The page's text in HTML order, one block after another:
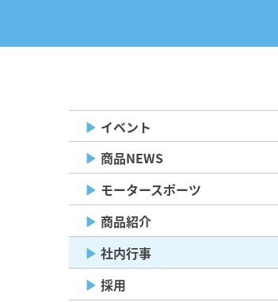
イベント
商品NEWS
モータースポーツ
商品紹介
社内行事
採用